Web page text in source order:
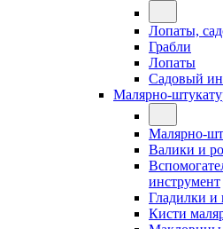
Лопаты,
Грабли
Лопаты
Садовый
Малярно-
Малярно-
Валики и
инструмент
Гладилки и
Кисти